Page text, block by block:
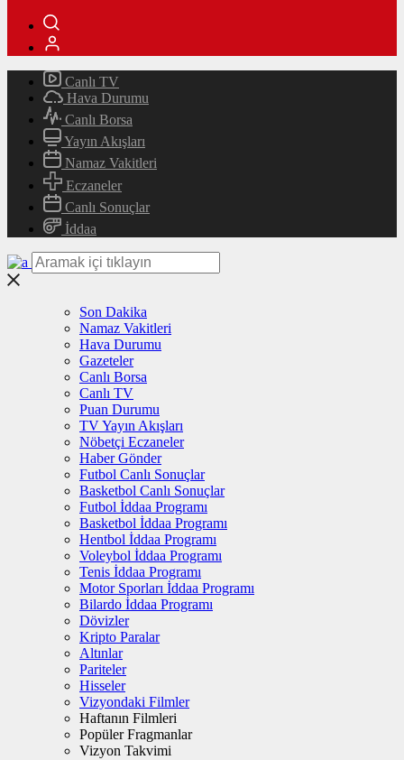
Canlı TV
Hava Durumu
Canlı Borsa
Yayın Akışları
Namaz Vakitleri
Eczaneler
Canlı Sonuçlar
İddaa
Son Dakika
Namaz Vakitleri
Hava Durumu
Gazeteler
Canlı Borsa
Canlı TV
Puan Durumu
TV Yayın Akışları
Nöbetçi Eczaneler
Haber Gönder
Futbol Canlı Sonuçlar
Basketbol Canlı Sonuçlar
Futbol İddaa Programı
Basketbol İddaa Programı
Hentbol İddaa Programı
Voleybol İddaa Programı
Tenis İddaa Programı
Motor Sporları İddaa Programı
Bilardo İddaa Programı
Dövizler
Kripto Paralar
Altınlar
Pariteler
Hisseler
Vizyondaki Filmler
Haftanın Filmleri
Popüler Fragmanlar
Vizyon Takvimi